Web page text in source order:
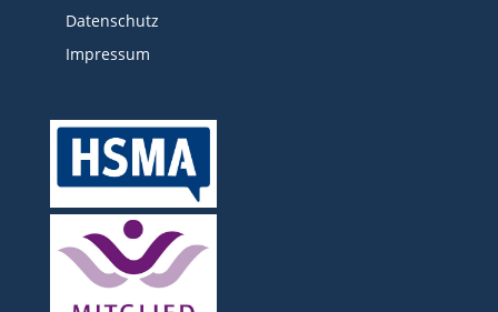
Datenschutz
Impressum